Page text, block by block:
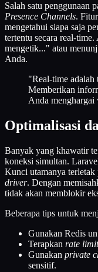
Salah satu penggunaan
Presence Channels.
mengetahui siapa saja
tertentu secara real-
mengetik..." atau
Anda.
"Real-time adalah
Memberikan
Anda menghargai
Optimalisasi
Banyak yang khawatir
koneksi simultan.
Kunci utamanya terletak
driver. Dengan
tidak akan memblokir
Beberapa tips untuk
Gunakan Redis
Terapkan rate
Gunakan private
sensitif.